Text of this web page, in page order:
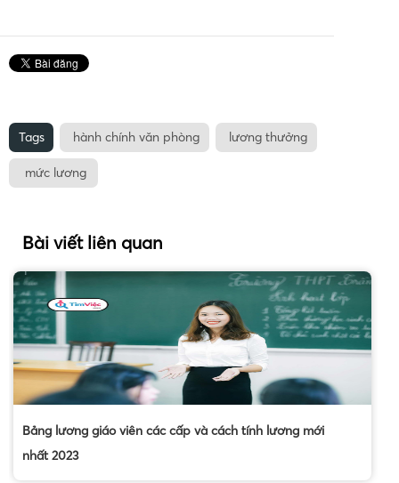
Tags hành chính văn phòng lương thưởng
mức lương
Bài viết liên quan
Bảng lương giáo viên các cấp và cách tính lương mới
nhất 2023